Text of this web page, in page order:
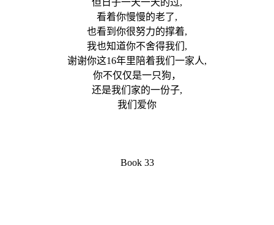
但日子一天一天的过,
看着你慢慢的老了,
也看到你很努力的撑着,
我也知道你不舍得我们,
谢谢你这16年里陪着我们一家人,
你不仅仅是一只狗，
还是我们家的一份子,
我们爱你
Book 33